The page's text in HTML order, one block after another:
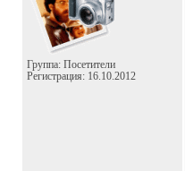
Группа: Посетители
Регистрация: 16.10.2012